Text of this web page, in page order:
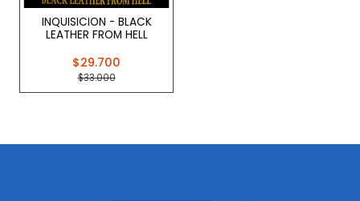
INQUISICION - BLACK
LEATHER FROM HELL
$29.700
$33.000